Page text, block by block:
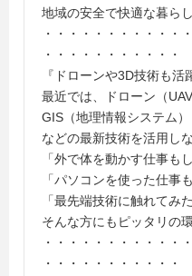
地域の安全で快適な暮ら
・・・・・・・・・・・
・・・・・・・・・・・
『ドローンや3D技術も活
最近では、ドローン（
GIS（地理情報システム）
などの最新技術を活用し
「外で体を動かす仕事も
「パソコンを使った仕事
「最先端技術に触れてみた
そんな方にもピッタリの環
・・・・・・・・・・・
・・・・・・・・・・・